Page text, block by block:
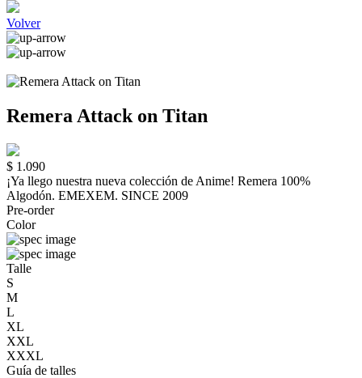
Volver
Remera Attack on Titan
$ 1.090
¡Ya llego nuestra nueva colección de Anime! Remera 100%
Algodón. EMEXEM. SINCE 2009
Pre-order
Color
Talle
S
M
L
XL
XXL
XXXL
Guía de talles